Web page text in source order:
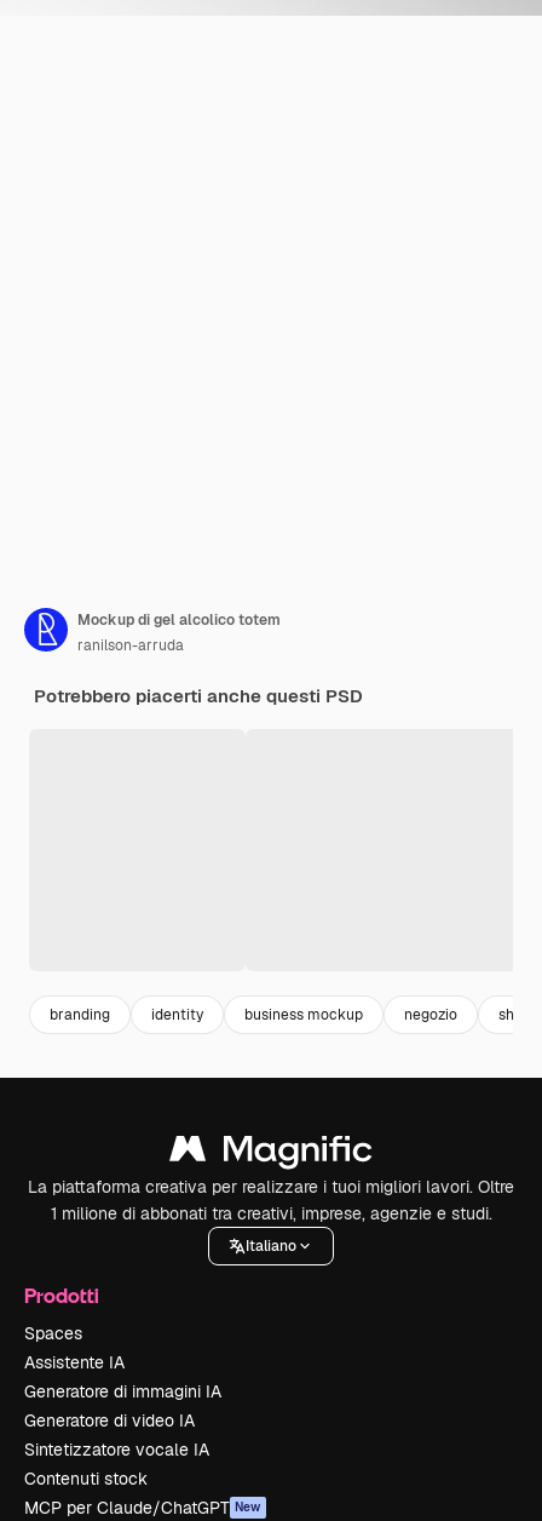
Mockup di gel alcolico totem
ranilson-arruda
Potrebbero piacerti anche questi PSD
branding identity business mockup negozio shop
La piattaforma creativa per realizzare i tuoi migliori lavori. Oltre
1 milione di abbonati tra creativi, imprese, agenzie e studi.
Italiano
Prodotti
Spaces
Assistente IA
Generatore di immagini IA
Generatore di video IA
Sintetizzatore vocale IA
Contenuti stock
MCP per Claude/ChatGPT New